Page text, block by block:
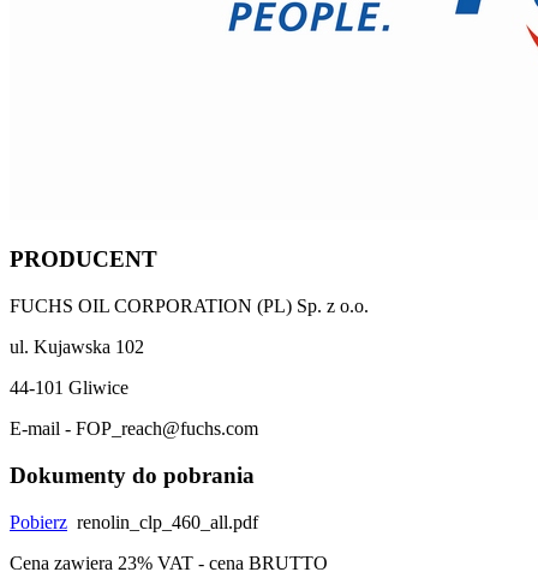
PRODUCENT
FUCHS OIL CORPORATION (PL) Sp. z o.o.
ul. Kujawska 102
44-101 Gliwice
E-mail - FOP_reach@fuchs.com
Dokumenty do pobrania
Pobierz renolin_clp_460_all.pdf
Cena zawiera 23% VAT - cena BRUTTO